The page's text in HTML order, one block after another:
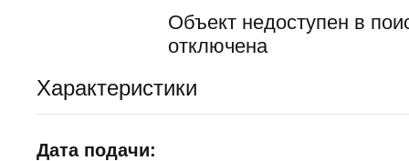
Объект недоступен в
отключена
Характеристики
Дата подачи: